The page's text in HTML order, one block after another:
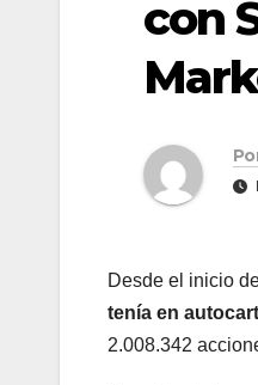
con
Desde el inicio
tenía en
2.008.342